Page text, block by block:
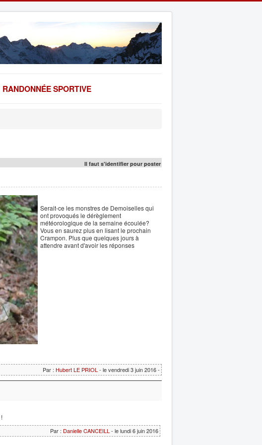
RANDONNÉE SPORTIVE
Il faut s'identifier pour poster
Serait-ce les monstres de Demoiselles qui
ont provoqués le dérèglement
météorologique de la semaine écoulée?
Vous en saurez plus en lisant le prochain
Crampon. Plus que quelques jours à
attendre avant d'avoir les réponses
Par : Hubert LE PRIOL - le vendredi 3 juin 2016 -
!
Par : Danielle CANCEILL - le lundi 6 juin 2016